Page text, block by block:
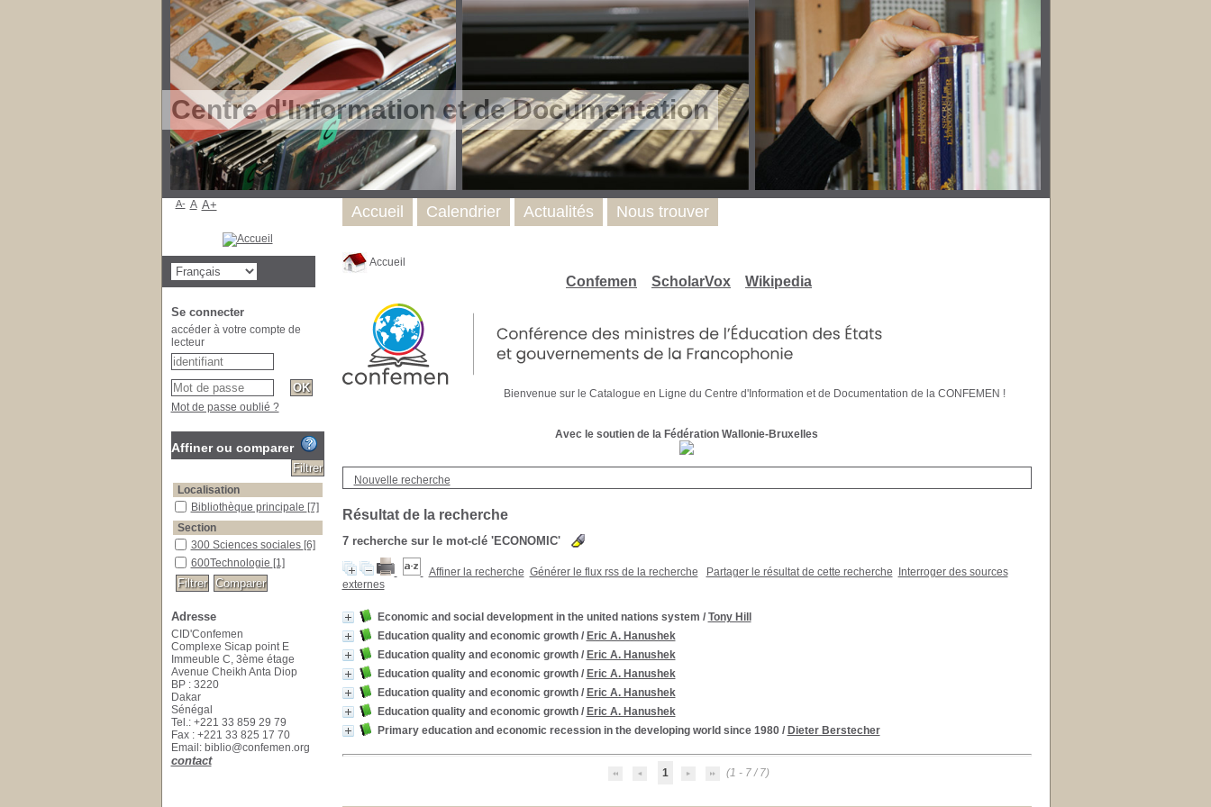
Centre d'Information et de Documentation
Accueil
Confemen ScholarVox Wikipedia
Bienvenue sur le Catalogue en Ligne du Centre d'Information et de Documentation de la CONFEMEN !
Avec le soutien de la Fédération Wallonie-Bruxelles
Nouvelle recherche
Résultat de la recherche
7recherche sur le mot-clé 'ECONOMIC'
Affiner la recherche Générer le flux rss de la recherche Partager le résultat de cette recherche
Interroger des sources
externes
Economic and social development in the united nations system / Tony Hill
Education quality and economic growth/ Eric A. Hanushek
Education quality and economic growth/ Eric A. Hanushek
Education quality and economic growth/ Eric A. Hanushek
Education quality and economic growth/ Eric A. Hanushek
Education quality and economic growth/ Eric A. Hanushek
Primary education and economic recession in the developing world since 1980/ Dieter Berstecher
1 (1 - 7 / 7)
Accueil Calendrier Actualités Nous trouver
A- A A+
Se connecter
accéder à votre compte de
lecteur
Mot de passe oublié ?
Affiner ou comparer
Localisation
Bibliothèque principale [7]
Section
300 Sciences sociales [6]
600Technologie [1]
Adresse
CID'Confemen
Complexe Sicap point E
Immeuble C, 3ème étage
Avenue Cheikh Anta Diop
BP : 3220
Dakar
Sénégal
Tel.: +221 33 859 29 79
Fax : +221 33 825 17 70
Email: biblio@confemen.org
contact